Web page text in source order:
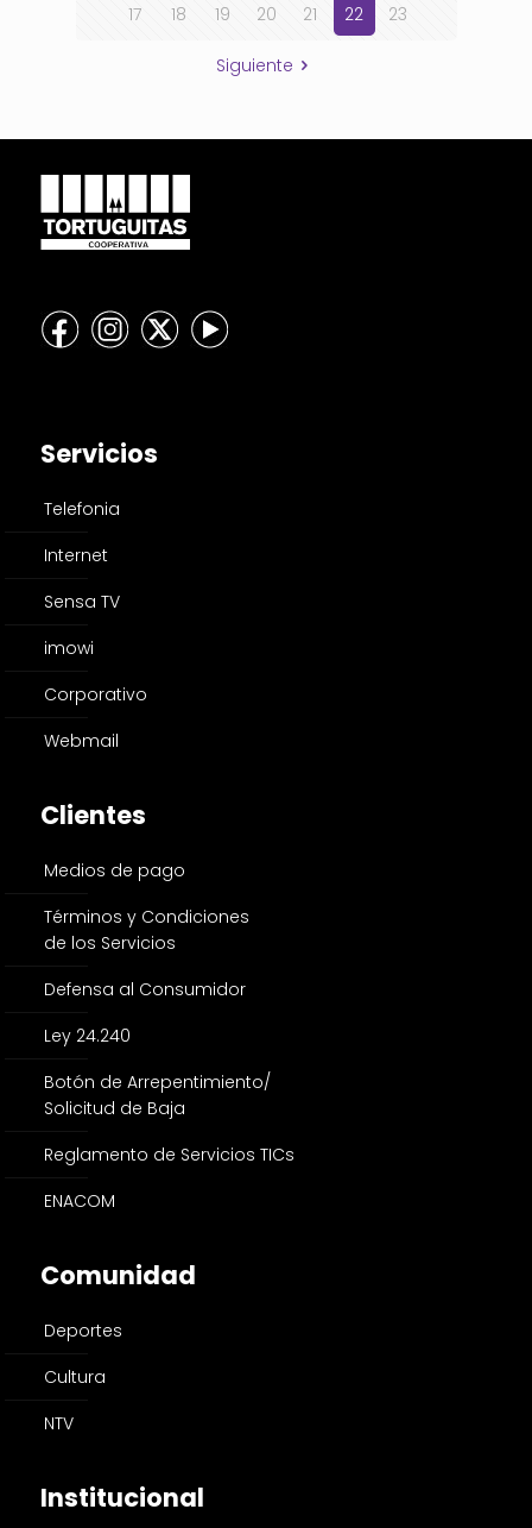
17
18 19 20 21 22 23
Siguiente
Servicios
Telefonia
Internet
Sensa TV
imowi
Corporativo
Webmail
Clientes
Medios de pago
Términos y Condiciones
de los Servicios
Defensa al Consumidor
Ley 24.240
Botón de Arrepentimiento/
Solicitud de Baja
Reglamento de Servicios TICs
ENACOM
Comunidad
Deportes
Cultura
NTV
Institucional